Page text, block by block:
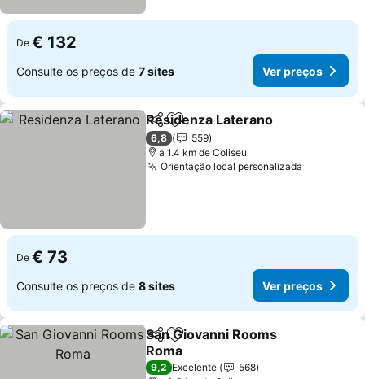
De € 132
Consulte os preços de 7 sites Ver preços
PartilharAdicionar aos favoritos
Residenza Laterano
6,8
559
a 1.4 km de Coliseu
Orientação local personalizada
De € 73
Consulte os preços de 8 sites Ver preços
PartilharAdicionar aos favoritos
San Giovanni Rooms
Roma
9,2 Excelente
568